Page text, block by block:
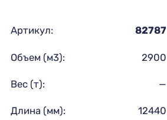
Артикул: 82787
Объем (м3): 2900
Вес (т): —
Длина (мм): 12440